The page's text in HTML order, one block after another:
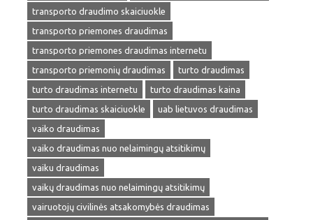
transporto draudimo skaiciuokle
transporto priemones draudimas
transporto priemones draudimas internetu
transporto priemonių draudimas
turto draudimas
turto draudimas internetu
turto draudimas kaina
turto draudimas skaiciuokle
uab lietuvos draudimas
vaiko draudimas
vaiko draudimas nuo nelaimingų atsitikimų
vaiku draudimas
vaikų draudimas nuo nelaimingų atsitikimų
vairuotojų civilinės atsakomybės draudimas